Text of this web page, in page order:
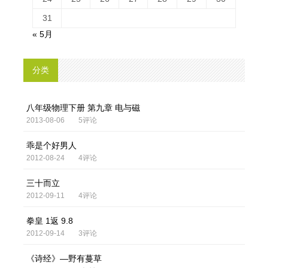
31
« 5月
分类
八年级物理下册 第九章 电与磁
2013-08-06 5评论
乖是个好男人
2012-08-24 4评论
三十而立
2012-09-11 4评论
拳皇 1返 9.8
2012-09-14 3评论
《诗经》—野有蔓草